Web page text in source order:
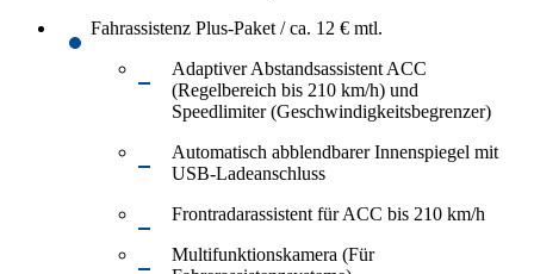
Fahrassistenz Plus-Paket / ca. 12 € mtl.
Adaptiver Abstandsassistent ACC
(Regelbereich bis 210 km/h) und
Speedlimiter (Geschwindigkeitsbegrenzer)
Automatisch abblendbarer Innenspiegel mit
USB-Ladeanschluss
Frontradarassistent für ACC bis 210 km/h
Multifunktionskamera (Für